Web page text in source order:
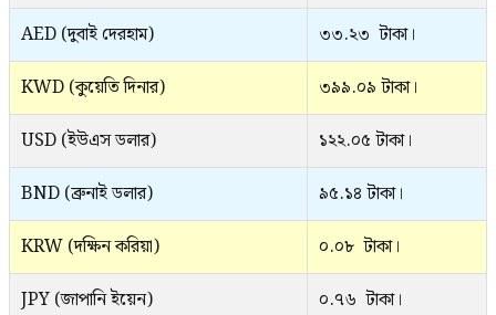
AED (দুবাই দেরহাম)
৩৩.২৩ টাকা।
KWD (কুয়েতি দিনার)
৩৯৯.০৯ টাকা।
USD (ইউএস ডলার)
১২২.০৫ টাকা।
BND (ব্রুনাই ডলার)
৯৫.১৪ টাকা।
KRW (দক্ষিন করিয়া)
০.০৮ টাকা।
JPY (জাপানি ইয়েন)
০.৭৬ টাকা।